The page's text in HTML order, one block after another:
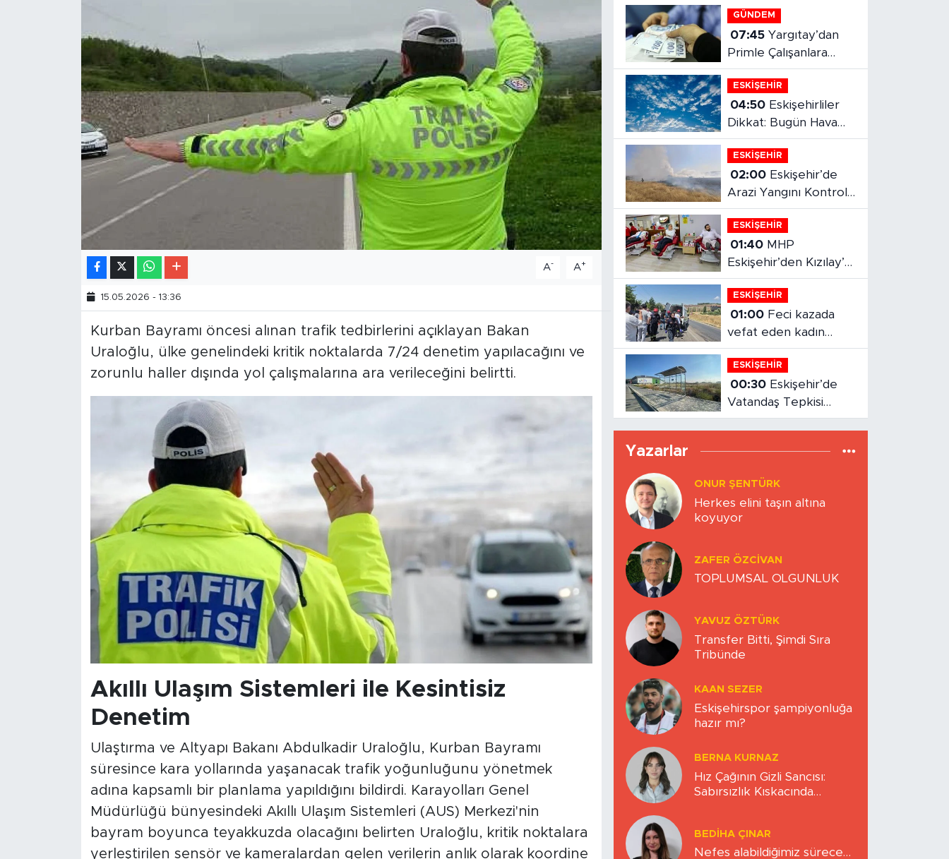
A- A+
15.05.2026 - 13:36
Kurban Bayramı öncesi alınan trafik tedbirlerini açıklayan Bakan
Uraloğlu, ülke genelindeki kritik noktalarda 7/24 denetim yapılacağını ve
zorunlu haller dışında yol çalışmalarına ara verileceğini belirtti.
Akıllı Ulaşım Sistemleri ile Kesintisiz
Denetim
Ulaştırma ve Altyapı Bakanı Abdulkadir Uraloğlu, Kurban Bayramı
süresince kara yollarında yaşanacak trafik yoğunluğunu yönetmek
adına kapsamlı bir planlama yapıldığını bildirdi. Karayolları Genel
Müdürlüğü bünyesindeki Akıllı Ulaşım Sistemleri (AUS) Merkezi'nin
bayram boyunca teyakkuzda olacağını belirten Uraloğlu, kritik noktalara
yerleştirilen sensör ve kameralardan gelen verilerin anlık olarak koordine
Yazarlar
ONUR ŞENTÜRK
Herkes elini taşın altına
koyuyor
ZAFER ÖZCIVAN
TOPLUMSAL OLGUNLUK
YAVUZ ÖZTÜRK
Transfer Bitti, Şimdi Sıra
Tribünde
KAAN SEZER
Eskişehirspor şampiyonluğa
hazır mı?
BERNA KURNAZ
Hız Çağının Gizli Sancısı:
Sabırsızlık Kıskacında
Zihinlerimiz
BEDIHA ÇINAR
Nefes alabildiğimiz sürece…